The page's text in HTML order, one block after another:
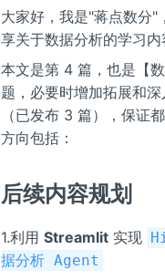
大家好，我是"蒋点数分"
享关于数据分析的学习内
本文是第 4 篇，也是【
题，必要时增加拓展和
（已发布 3 篇），保证
方向包括：
后续内容规划
1.利用Streamlit 实现
据分析 Agent